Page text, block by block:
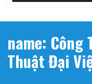
name: Công
Thuật Đại